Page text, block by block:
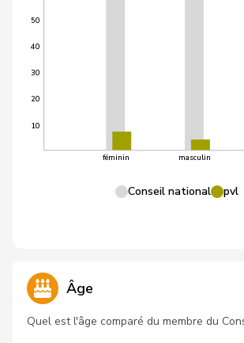
10
20
30
40
50
féminin masculin
Conseil national pvl
Âge
Quel est l'âge comparé du membre du